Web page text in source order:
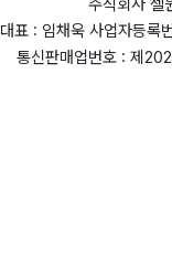
주식회사 셀
대표 : 임채욱 사업자등
통신판매업번호 : 제